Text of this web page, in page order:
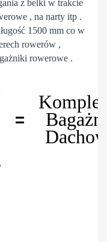
z belki w trakcie
, na narty itp .
1500 mm co w
rowerów ,
rowerowe .
=